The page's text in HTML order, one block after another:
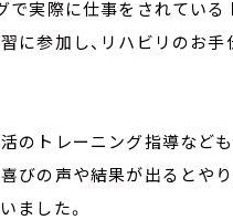
で実際に仕事をされている
に参加し、リハビリのお
のトレーニング指導など
びの声や結果が出るとや
ました。